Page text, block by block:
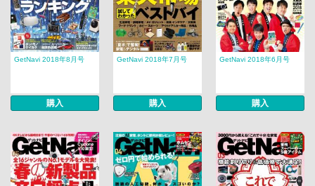
GetNavi 2018年8月号
購入
GetNavi 2018年7月号
購入
GetNavi 2018年6月号
購入